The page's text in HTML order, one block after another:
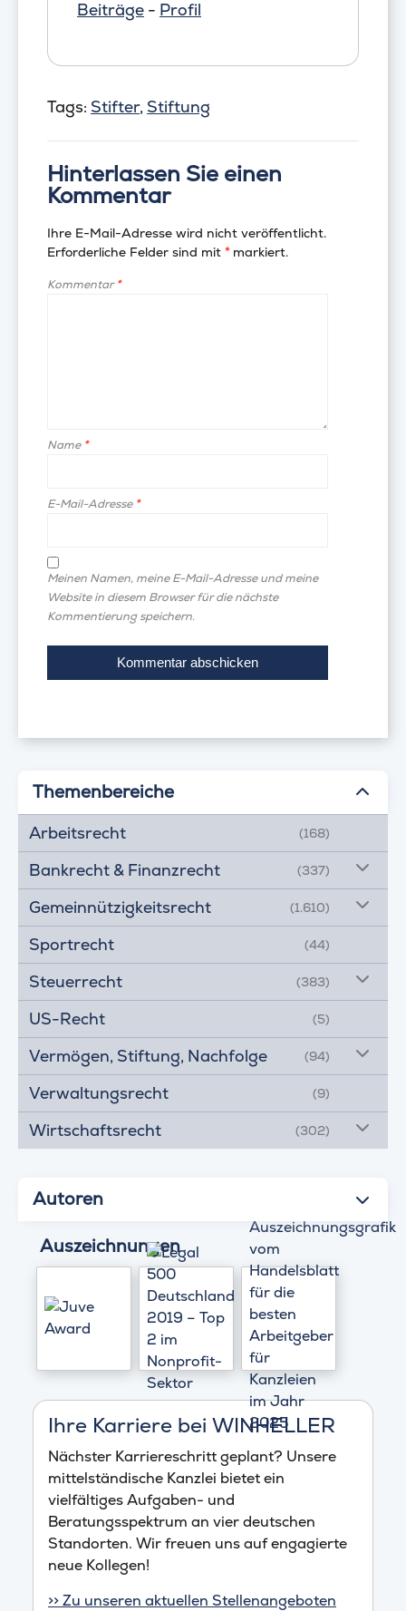
Beiträge - Profil
Tags: Stifter, Stiftung
Hinterlassen Sie einen
Kommentar
Ihre E-Mail-Adresse wird nicht veröffentlicht.
Erforderliche Felder sind mit *markiert.
Kommentar*
Name *
E-Mail-Adresse *
Meinen Namen, meine E-Mail-Adresse und meine
Website in diesem Browser für die nächste
Kommentierung speichern.
Themenbereiche
Arbeitsrecht (168)
Bankrecht & Finanzrecht (337)
Gemeinnützigkeitsrecht (1.610)
Sportrecht (44)
Steuerrecht (383)
US-Recht (5)
Vermögen, Stiftung, Nachfolge (94)
Verwaltungsrecht (9)
Wirtschaftsrecht (302)
Autoren
Auszeichnungen
Ihre Karriere bei WINHELLER
Nächster Karriereschritt geplant? Unsere
mittelständische Kanzlei bietet ein
vielfältiges Aufgaben- und
Beratungsspektrum an vier deutschen
Standorten. Wir freuen uns auf engagierte
neue Kollegen!
>> Zu unseren aktuellen Stellenangeboten